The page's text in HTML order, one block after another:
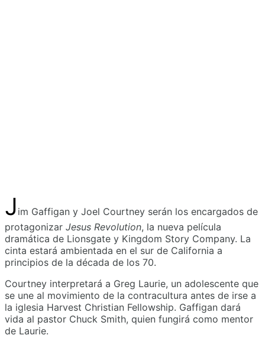
J im Gaffigan y Joel Courtney serán los encargados de
protagonizar Jesus Revolution, la nueva película
dramática de Lionsgate y Kingdom Story Company. La
cinta estará ambientada en el sur de California a
principios de la década de los 70.
Courtney interpretará a Greg Laurie, un adolescente que
se une al movimiento de la contracultura antes de irse a
la iglesia Harvest Christian Fellowship. Gaffigan dará
vida al pastor Chuck Smith, quien fungirá como mentor
de Laurie.